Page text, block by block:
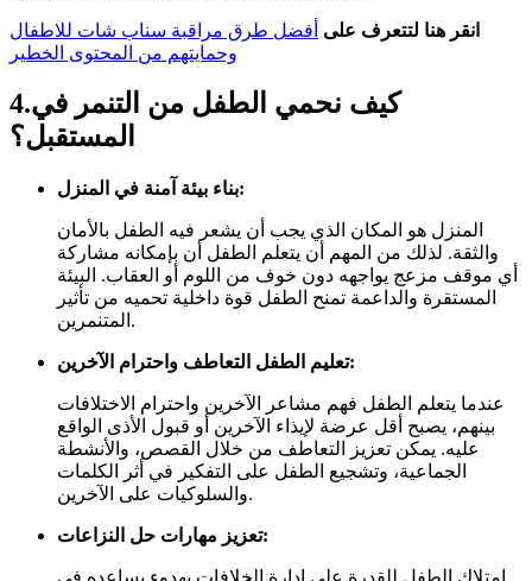
انقر هنا لتتعرف على أفضل طرق مراقبة سناب شات للاطفال
وحمايتهم من المحتوى الخطير
4.كيف نحمي الطفل من التنمر في
المستقبل؟
بناء بيئة آمنة في المنزل:
المنزل هو المكان الذي يجب أن يشعر فيه الطفل بالأمان
والثقة. لذلك من المهم أن يتعلم الطفل أن بإمكانه مشاركة
أي موقف مزعج يواجهه دون خوف من اللوم أو العقاب. البيئة
المستقرة والداعمة تمنح الطفل قوة داخلية تحميه من تأثير
المتنمرين.
تعليم الطفل التعاطف واحترام الآخرين:
عندما يتعلم الطفل فهم مشاعر الآخرين واحترام الاختلافات
بينهم، يصبح أقل عرضة لإيذاء الآخرين أو قبول الأذى الواقع
عليه. يمكن تعزيز التعاطف من خلال القصص، والأنشطة
الجماعية، وتشجيع الطفل على التفكير في أثر الكلمات
والسلوكيات على الآخرين.
تعزيز مهارات حل النزاعات: